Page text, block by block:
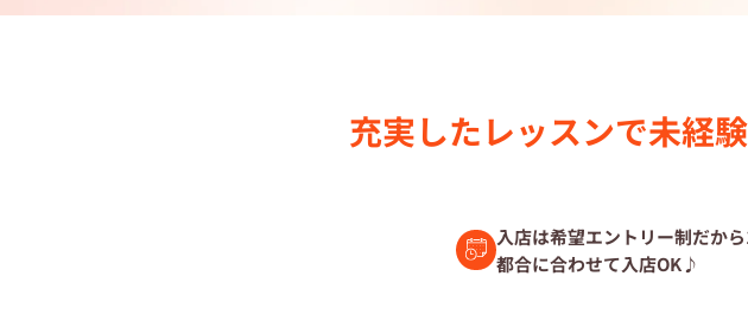
トレーニング制度
セラピスト募集中の店舗検索
復職セラピスト募集
充実したレッスンで未経
入店は希望エントリー制だか
都合に合わせて入店OK♪